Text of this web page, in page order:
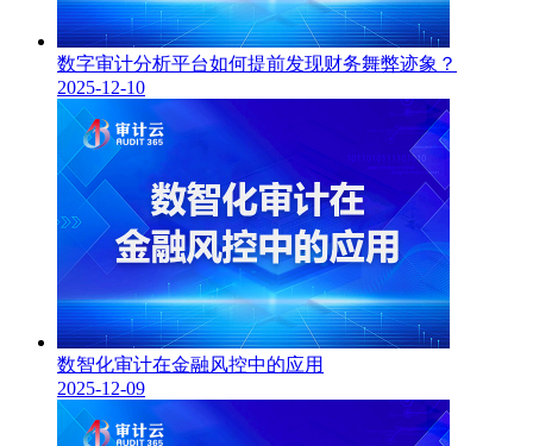
数字审计分析平台如何提前发现财务舞弊迹象？
2025-12-10
数智化审计在金融风控中的应用
2025-12-09